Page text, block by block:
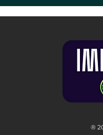
®